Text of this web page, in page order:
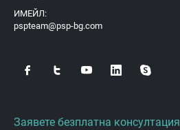
ИМЕЙЛ:
pspteam@psp-bg.com
Заявете безплатна консултация